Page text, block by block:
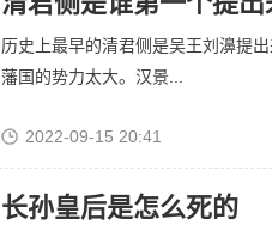
历史上最早的清君侧是吴王刘濞提
藩国的势力太大。汉景...
2022-09-15 20:41
长孙皇后是怎么死的